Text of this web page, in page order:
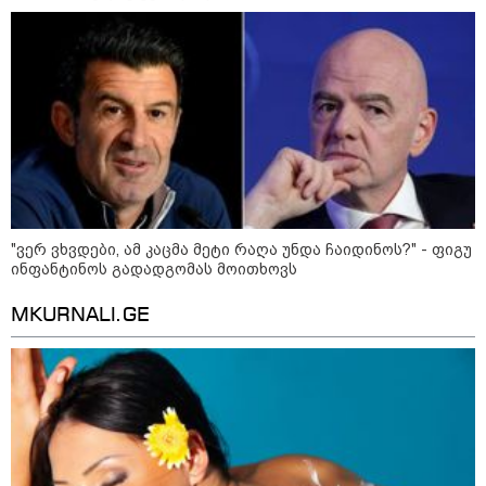
"რიგრიგობით
ფეთქდებოდნენ..."
კატეგორიის ყველა სიახლე
2008 წლის რუსეთ-საქართველოს
ომიდან 18 წელი გავიდა
სამოქალაქო საზოგადოების
წარმომადგენლები 2008 წლის
რუსეთ-საქართველოს აგვისტოს
ომის 18 წლისთავთან
დაკავშირებით ერთობლივ
განცხადებას ავრცელებენ
"ვერ ვხვდები, ამ კაცმა მეტი რაღა უნდა ჩაიდინოს?" - ფიგუ
ინფანტინოს გადადგომას მოითხოვს
MKURNALI.GE